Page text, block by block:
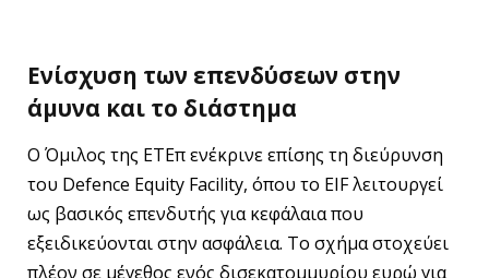
Ενίσχυση των επενδύσεων στην
άμυνα και το διάστημα
Ο Όμιλος της ΕΤΕπ ενέκρινε επίσης τη διεύρυνση
του Defence Equity Facility, όπου το EIF λειτουργεί
ως βασικός επενδυτής για κεφάλαια που
εξειδικεύονται στην ασφάλεια. Το σχήμα στοχεύει
πλέον σε μέγεθος ενός δισεκατομμυρίου ευρώ για